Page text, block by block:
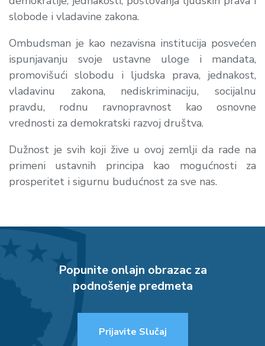
slobode i vladavine zakona.
Ombudsman je kao nezavisna institucija posvećen
ispunjavanju svoje ustavne uloge i mandata,
promovišući slobodu i ljudska prava, jednakost,
vladavinu zakona, nediskriminaciju, socijalnu
pravdu, rodnu ravnopravnost kao osnovne
vrednosti za demokratski razvoj društva.
Dužnost je svih koji žive u ovoj zemlji da rade na
primeni ustavnih principa kao mogućnosti za
prosperitet i sigurnu budućnost za sve nas.
Popunite onlajn obrazac za
podnošenje predmeta
Prijavite Slučaj